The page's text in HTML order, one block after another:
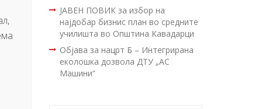
ЈАВЕН ПОВИК за избор на
најдобар бизнис план во средните
училишта во Општина Кавадарци
Објава за нацрт Б – Интегрирана
еколошка дозвола ДТУ „АС
Машини“